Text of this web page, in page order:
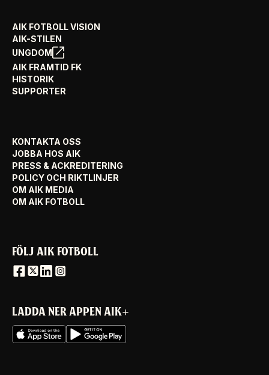
AIK FOTBOLL VISION
AIK-STILEN
UNGDOM
AIK FRAMTID FK
HISTORIK
SUPPORTER
KONTAKTA OSS
JOBBA HOS AIK
PRESS & ACKREDITERING
POLICY OCH RIKTLINJER
OM AIK MEDIA
OM AIK FOTBOLL
FÖLJ AIK FOTBOLL
LADDA NER APPEN AIK+